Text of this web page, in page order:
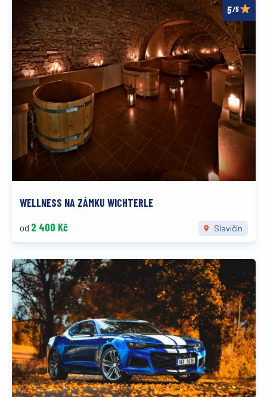
/5
WELLNESS NA ZÁMKU WICHTERLE
od 2 400 Kč Slavičín